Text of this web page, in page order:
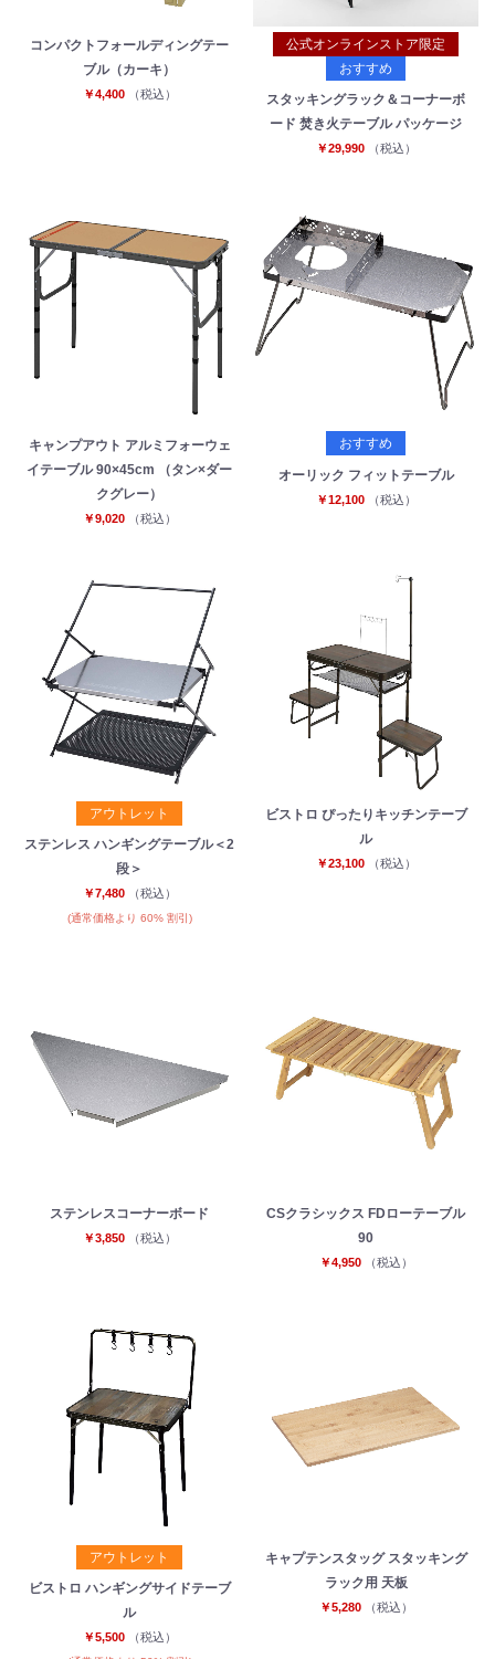
コンパクトフォールディングテー
ブル（カーキ）
￥4,400 （税込）
公式オンラインストア限定
おすすめ
スタッキングラック＆コーナーボ
ード 焚き火テーブル パッケージ
￥29,990 （税込）
キャンプアウト アルミフォーウェ
イテーブル 90×45cm （タン×ダー
クグレー）
￥9,020 （税込）
おすすめ
オーリック フィットテーブル
￥12,100 （税込）
アウトレット
ステンレス ハンギングテーブル＜2
段＞
￥7,480 （税込）
(通常価格より 60% 割引)
ビストロ ぴったりキッチンテーブ
ル
￥23,100 （税込）
ステンレスコーナーボード
￥3,850 （税込）
CSクラシックス FDローテーブル
90
￥4,950 （税込）
アウトレット
ビストロ ハンギングサイドテーブ
ル
￥5,500 （税込）
キャプテンスタッグ スタッキング
ラック用 天板
￥5,280 （税込）